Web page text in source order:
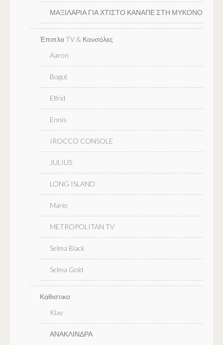
ΜΑΞΙΛΑΡΙΑ ΓΙΑ ΧΤΙΣΤΟ ΚΑΝΑΠΕ ΣΤΗ ΜΥΚΟΝΟ
Έπιπλα TV & Κονσόλες
Aaron
Bogut
Elfrid
Ennis
IROCCO CONSOLE
JULIUS
LONG ISLAND
Mario
METROPOLITAN TV
Selma Black
Selma Gold
Καθιστικο
Klay
ΑΝΑΚΛΙΝΔΡΑ